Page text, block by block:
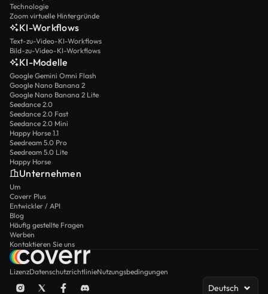
Technologie
Zoom virtuelle Hintergründe
KI-Workflows
Text-zu-Video-KI-Workflows
Bild-zu-Video-KI-Workflows
KI-Modelle
Google Gemini Omni Flash
Google Nano Banana 2
Google Nano Banana 2 Lite
Seedance 2.0
Seedance 2.0 Fast
Seedance 2.0 Mini
Happy Horse 1.1
Seedream 5.0 Pro
Seedream 5.0 Lite
Happy Horse
Unternehmen
Um
Coverr Plus
Entwickler / API
Blog
Häufig gestellte Fragen
Werben
Kontaktieren Sie uns
LizenzDatenschutzrichtlinieNutzungsbedingungen
Deutsch